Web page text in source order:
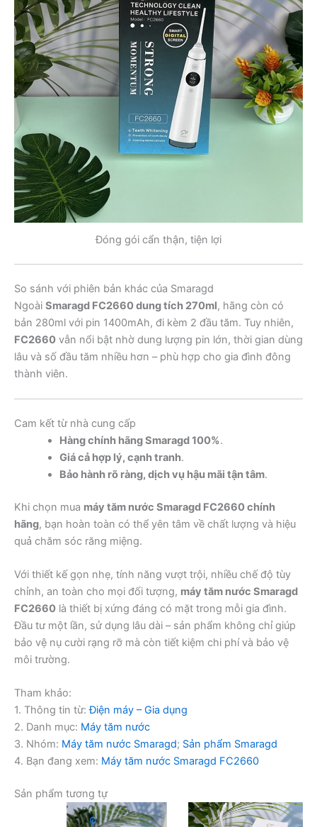
Đóng gói cẩn thận, tiện lợi
So sánh với phiên bản khác của Smaragd
Ngoài Smaragd FC2660 dung tích 270ml, hãng còn có
bản 280ml với pin 1400mAh, đi kèm 2 đầu tăm. Tuy nhiên,
FC2660 vẫn nổi bật nhờ dung lượng pin lớn, thời gian dùng
lâu và số đầu tăm nhiều hơn – phù hợp cho gia đình đông
thành viên.
Cam kết từ nhà cung cấp
Hàng chính hãng Smaragd 100%.
Giá cả hợp lý, cạnh tranh.
Bảo hành rõ ràng, dịch vụ hậu mãi tận tâm.
Khi chọn mua máy tăm nước Smaragd FC2660 chính
hãng, bạn hoàn toàn có thể yên tâm về chất lượng và hiệu
quả chăm sóc răng miệng.
Với thiết kế gọn nhẹ, tính năng vượt trội, nhiều chế độ tùy
chỉnh, an toàn cho mọi đối tượng, máy tăm nước Smaragd
FC2660 là thiết bị xứng đáng có mặt trong mỗi gia đình.
Đầu tư một lần, sử dụng lâu dài – sản phẩm không chỉ giúp
bảo vệ nụ cười rạng rỡ mà còn tiết kiệm chi phí và bảo vệ
môi trường.
Tham khảo:
1. Thông tin từ:Điện máy – Gia dụng
2. Danh mục: Máy tăm nước
3. Nhóm: Máy tăm nước Smaragd; Sản phẩm Smaragd
4. Bạn đang xem: Máy tăm nước Smaragd FC2660
Sản phẩm tương tự